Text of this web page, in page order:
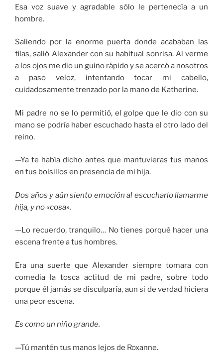
Esa voz suave y agradable sólo le pertenecía a un
hombre.
Saliendo por la enorme puerta donde acababan las
filas, salió Alexander con su habitual sonrisa. Al verme
a los ojos me dio un guiño rápido y se acercó a nosotros
a paso veloz, intentando tocar mi cabello,
cuidadosamente trenzado por la mano de Katherine.
Mi padre no se lo permitió, el golpe que le dio con su
mano se podría haber escuchado hasta el otro lado del
reino.
—Ya te había dicho antes que mantuvieras tus manos
en tus bolsillos en presencia de mi hija.
Dos años y aún siento emoción al escucharlo llamarme
hija, y no «cosa».
—Lo recuerdo, tranquilo… No tienes porqué hacer una
escena frente a tus hombres.
Era una suerte que Alexander siempre tomara con
comedia la tosca actitud de mi padre, sobre todo
porque él jamás se disculparía, aun si de verdad hiciera
una peor escena.
Es como un niño grande.
—Tú mantén tus manos lejos de Roxanne.